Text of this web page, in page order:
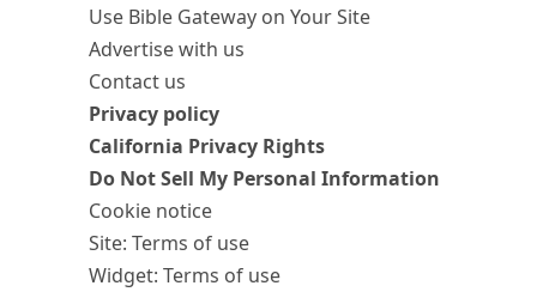
Use Bible Gateway on Your Site
Advertise with us
Contact us
Privacy policy
California Privacy Rights
Do Not Sell My Personal Information
Cookie notice
Site: Terms of use
Widget: Terms of use